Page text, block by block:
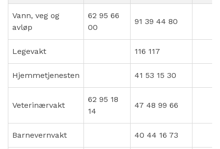
Vann, veg og
avløp
62 95 66
00
91 39 44 80
Legevakt 116 117
Hjemmetjenesten 41 53 15 30
Veterinærvakt
62 95 18
14
47 48 99 66
Barnevernvakt 40 44 16 73